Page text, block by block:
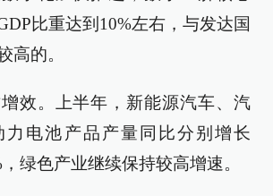
比重达到10%左右，与发达国
高的。
效。上半年，新能源汽车、汽
力电池产品产量同比分别增长
绿色产业继续保持较高增速。